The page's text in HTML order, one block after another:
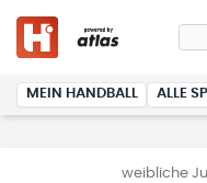
MEIN HANDBALL ALLE
weibliche